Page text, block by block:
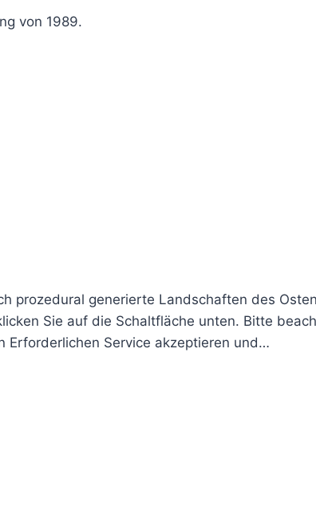
von 1989.
prozedural generierte Landschaften des
Sie auf die Schaltfläche unten. Bitte
Erforderlichen Service akzeptieren und…